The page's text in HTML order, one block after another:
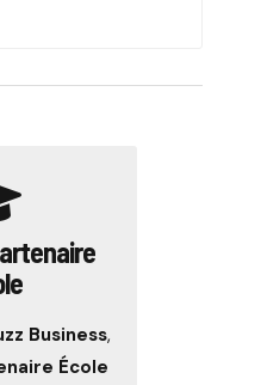
Business,
École